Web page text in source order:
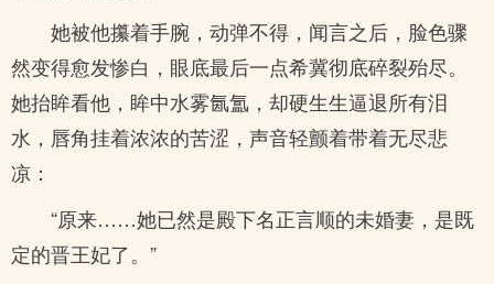
她被他攥着手腕，动弹不得，闻言之后，脸色骤
然变得愈发惨白，眼底最后一点希冀彻底碎裂殆尽。
她抬眸看他，眸中水雾氤氲，却硬生生逼退所有泪
水，唇角挂着浓浓的苦涩，声音轻颤着带着无尽悲
凉：
“原来……她已然是殿下名正言顺的未婚妻，是既
定的晋王妃了。”